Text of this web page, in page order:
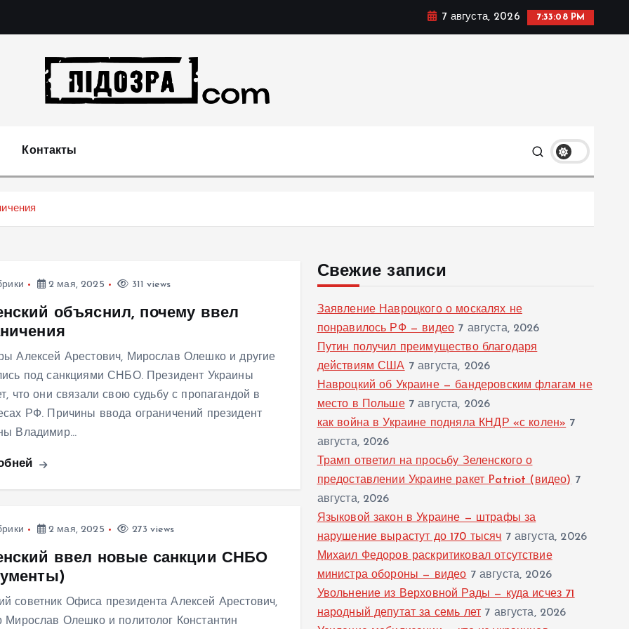
7 августа, 2026 7:33:09 PM
Контакты
2 мая, 2025 311 views
объяснил, почему ввел
Алексей Арестович, Мирослав Олешко и другие
под санкциями СНБО. Президент Украины
что они связали свою судьбу с пропагандой в
РФ. Причины ввода ограничений президент
Владимир…
2 мая, 2025 273 views
ввел новые санкции СНБО
советник Офиса президента Алексей Арестович,
Мирослав Олешко и политолог Константин
Свежие записи
Заявление Навроцкого о москалях не
понравилось РФ — видео 7 августа, 2026
Путин получил преимущество благодаря
действиям США 7 августа, 2026
Навроцкий об Украине — бандеровским флагам не
место в Польше 7 августа, 2026
как война в Украине подняла КНДР «с колен» 7
августа, 2026
Трамп ответил на просьбу Зеленского о
предоставлении Украине ракет Patriot (видео) 7
августа, 2026
Языковой закон в Украине — штрафы за
нарушение вырастут до 170 тысяч 7 августа, 2026
Михаил Федоров раскритиковал отсутствие
министра обороны — видео 7 августа, 2026
Увольнение из Верховной Рады — куда исчез 71
народный депутат за семь лет 7 августа, 2026